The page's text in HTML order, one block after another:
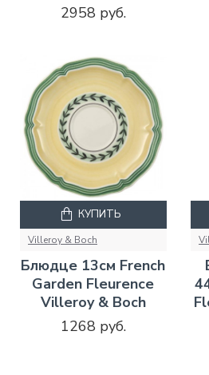
2958 руб.
Villeroy & Boch
Блюдце 13см French
Garden Fleurence
Villeroy & Boch
1268 руб.
КУПИТЬ